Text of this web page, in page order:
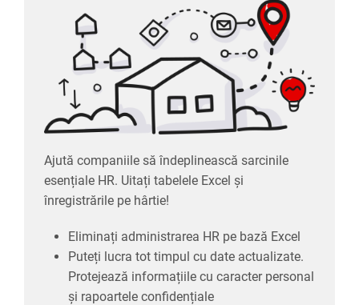
Ajută companiile să îndeplinească sarcinile
esențiale HR. Uitați tabelele Excel și
înregistrările pe hârtie!
Eliminați administrarea HR pe bază Excel
Puteți lucra tot timpul cu date actualizate.
Protejează informațiile cu caracter personal
și rapoartele confidențiale
Ajută companiile să îndeplinească sarcinile
esențiale HR. Uitați tabelele Excel și
înregistrările pe hârtie!
Eliminați administrarea HR pe bază Excel
Puteți lucra tot timpul cu date actualizate.
Protejează informațiile cu caracter personal
Vă permite gestionarea timpului de lucru cu
Ajută administrarea zilelor libere (cerere,
Oferă o interfață pentru gestionarea foilor
de prezență
Puteți lua decizii pe baza unor rapoarte și